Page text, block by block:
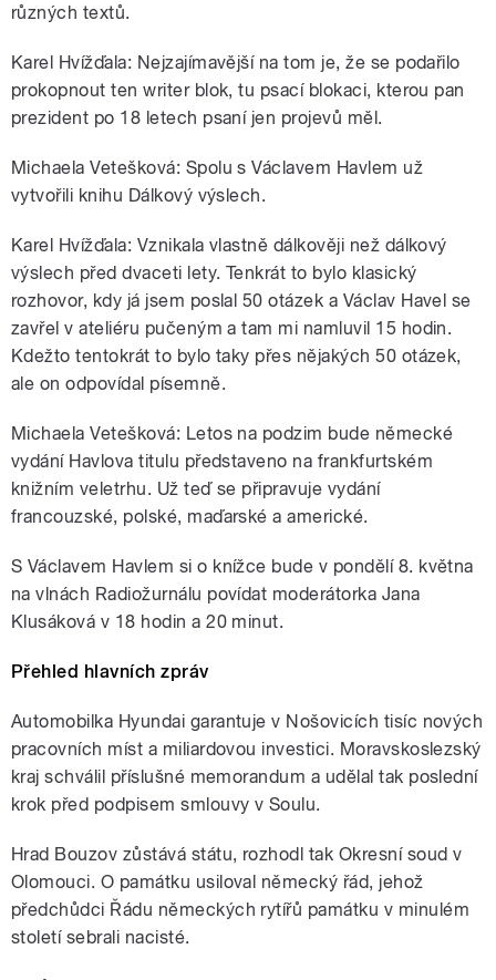
různých textů.
Karel Hvížďala: Nejzajímavější na tom je, že se podařilo
prokopnout ten writer blok, tu psací blokaci, kterou pan
prezident po 18 letech psaní jen projevů měl.
Michaela Vetešková: Spolu s Václavem Havlem už
vytvořili knihu Dálkový výslech.
Karel Hvížďala: Vznikala vlastně dálkověji než dálkový
výslech před dvaceti lety. Tenkrát to bylo klasický
rozhovor, kdy já jsem poslal 50 otázek a Václav Havel se
zavřel v ateliéru pučeným a tam mi namluvil 15 hodin.
Kdežto tentokrát to bylo taky přes nějakých 50 otázek,
ale on odpovídal písemně.
Michaela Vetešková: Letos na podzim bude německé
vydání Havlova titulu představeno na frankfurtském
knižním veletrhu. Už teď se připravuje vydání
francouzské, polské, maďarské a americké.
S Václavem Havlem si o knížce bude v pondělí 8. května
na vlnách Radiožurnálu povídat moderátorka Jana
Klusáková v 18 hodin a 20 minut.
Přehled hlavních zpráv
Automobilka Hyundai garantuje v Nošovicích tisíc nových
pracovních míst a miliardovou investici. Moravskoslezský
kraj schválil příslušné memorandum a udělal tak poslední
krok před podpisem smlouvy v Soulu.
Hrad Bouzov zůstává státu, rozhodl tak Okresní soud v
Olomouci. O památku usiloval německý řád, jehož
předchůdci Řádu německých rytířů památku v minulém
století sebrali nacisté.